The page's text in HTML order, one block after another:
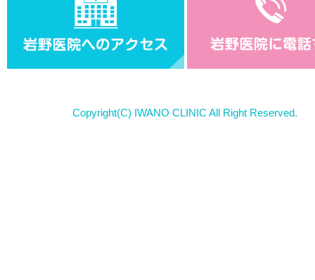
Copyright(C) IWANO CLINIC All Right Reserved.